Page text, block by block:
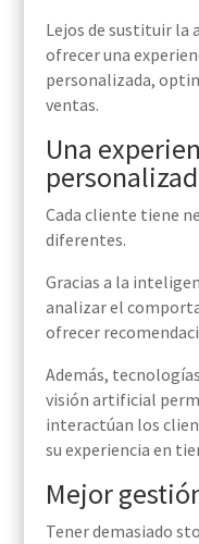
Lejos de sustituir la
ofrecer una
personalizada,
ventas.
Una
Cada cliente tiene
diferentes.
Gracias a la
analizar el
ofrecer
Además,
visión artificial
interactúan los
su experiencia en
Mejor
Tener demasiado